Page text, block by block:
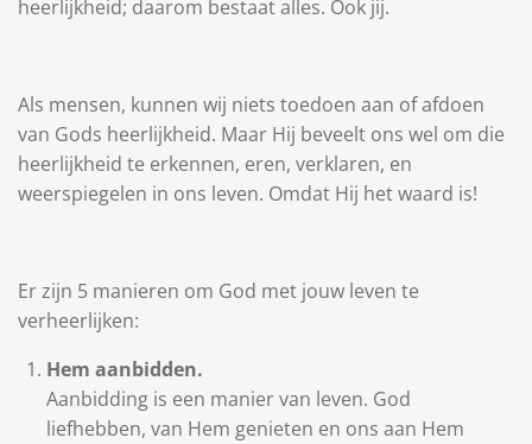
heerlijkheid; daarom bestaat alles. Ook jij.
Als mensen, kunnen wij niets toedoen aan of afdoen
van Gods heerlijkheid. Maar Hij beveelt ons wel om die
heerlijkheid te erkennen, eren, verklaren, en
weerspiegelen in ons leven. Omdat Hij het waard is!
Er zijn 5 manieren om God met jouw leven te
verheerlijken:
Hem aanbidden.
Aanbidding is een manier van leven. God
liefhebben, van Hem genieten en ons aan Hem